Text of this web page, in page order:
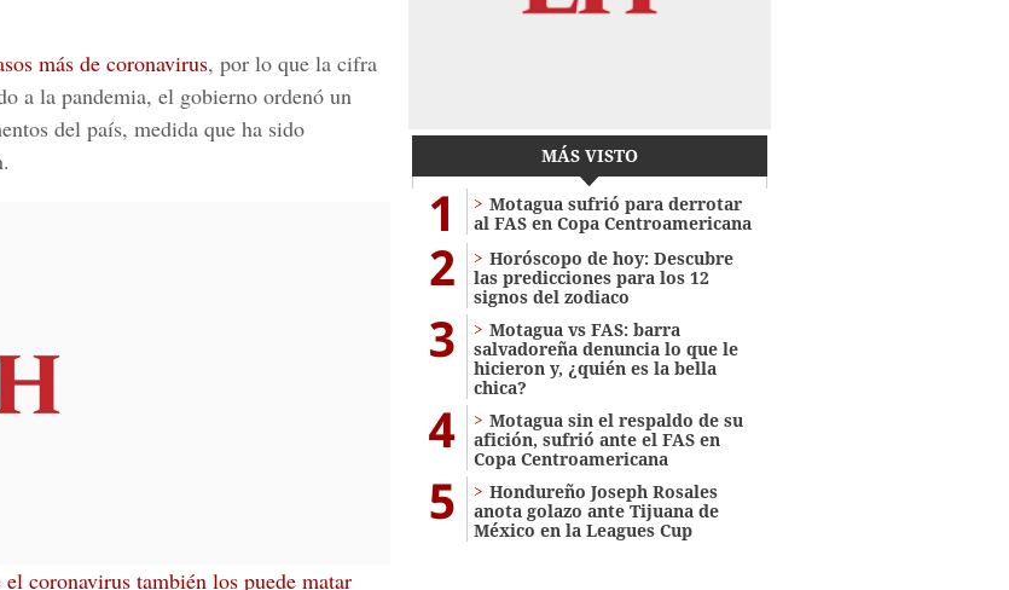
más de coronavirus, por lo que la cifra
a la pandemia, el gobierno ordenó un
del país, medida que ha sido
coronavirus también los puede matar
MÁS VISTO
1
Motagua sufrió para derrotar
al FAS en Copa Centroamericana
2
Horóscopo de hoy: Descubre
las predicciones para los 12
signos del zodiaco
3
Motagua vs FAS: barra
salvadoreña denuncia lo que le
hicieron y, ¿quién es la bella
chica?
4
Motagua sin el respaldo de su
afición, sufrió ante el FAS en
Copa Centroamericana
5
Hondureño Joseph Rosales
anota golazo ante Tijuana de
México en la Leagues Cup